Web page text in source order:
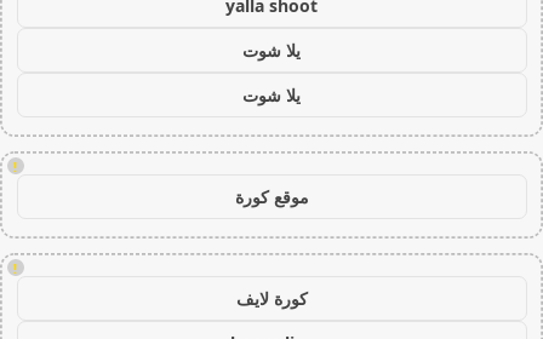
yalla shoot
يلا شوت
يلا شوت
!
موقع كورة
!
كورة لايف